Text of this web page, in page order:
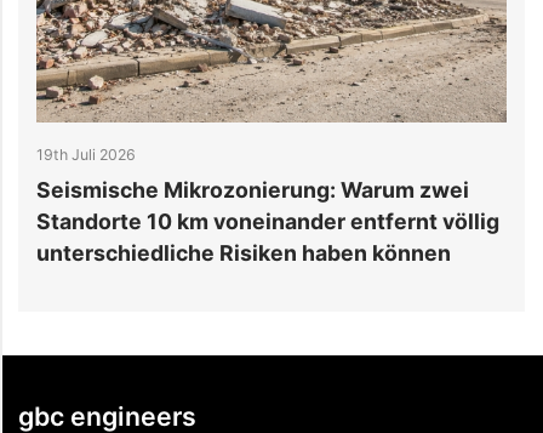
Mikrozonierung: Warum zwei
10 km voneinander entfernt völlig
Risiken haben können
6 Gründe,
das Budget
gbc engineers